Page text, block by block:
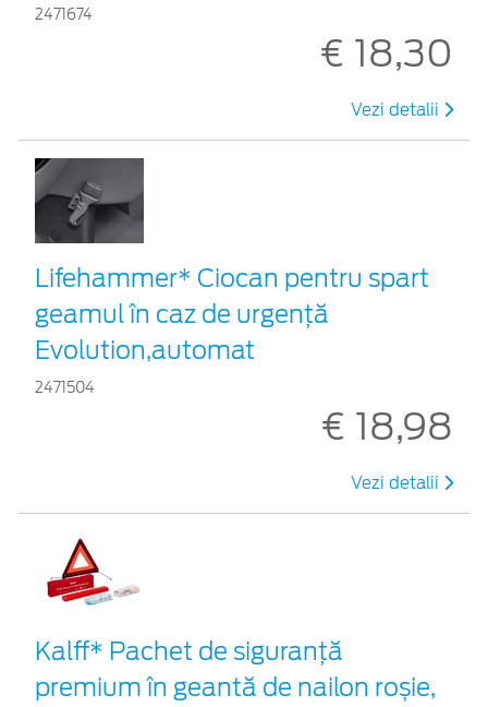
2471674
€ 18,30
Vezi detalii
Lifehammer* Ciocan pentru spart
geamul în caz de urgenţă
Evolution,automat
2471504
€ 18,98
Vezi detalii
Kalff* Pachet de siguranţă
premium în geantă de nailon roșie,